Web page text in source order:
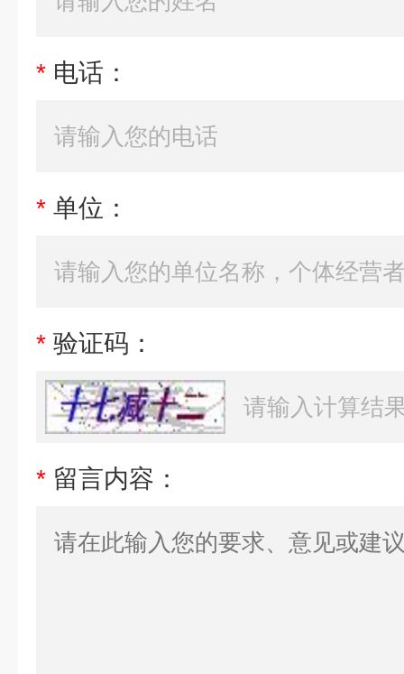
* 电话：
* 单位：
* 验证码：
* 留言内容：